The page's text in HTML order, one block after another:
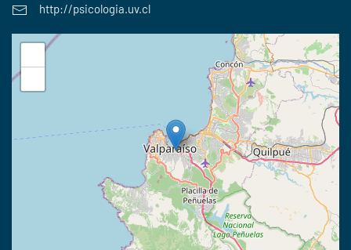
http://psicologia.uv.cl